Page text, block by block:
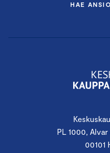
PL 1000,
00101
HAE